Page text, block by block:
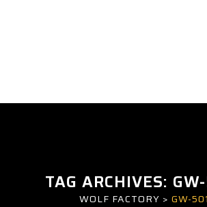
TAG ARCHIVES:
WOLF FACTORY > GW-